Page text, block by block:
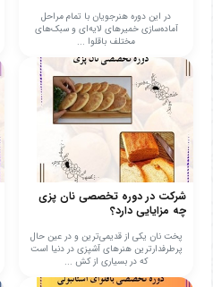
در این دوره هنرجویان با تمام مراحل
آماده‌سازی خمیرهای لایه‌ای و سبک‌های
مختلف باقلوا ...
شرکت در دوره تخصصی نان پزی
چه مزایایی دارد؟
پخت نان یکی از قدیمی‌ترین و در عین حال
پرطرفدارترین هنرهای آشپزی در دنیا است
که در بسیاری از کش ...